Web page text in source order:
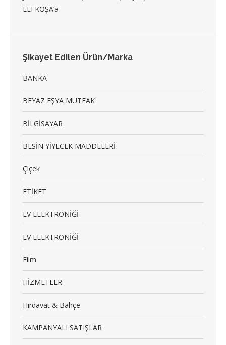
LEFKOŞA’a
Şikayet Edilen Ürün/Marka
BANKA
BEYAZ EŞYA MUTFAK
BİLGİSAYAR
BESİN YİYECEK MADDELERİ
Çiçek
ETİKET
EV ELEKTRONİĞİ
EV ELEKTRONİĞİ
Film
HİZMETLER
Hırdavat & Bahçe
KAMPANYALI SATIŞLAR